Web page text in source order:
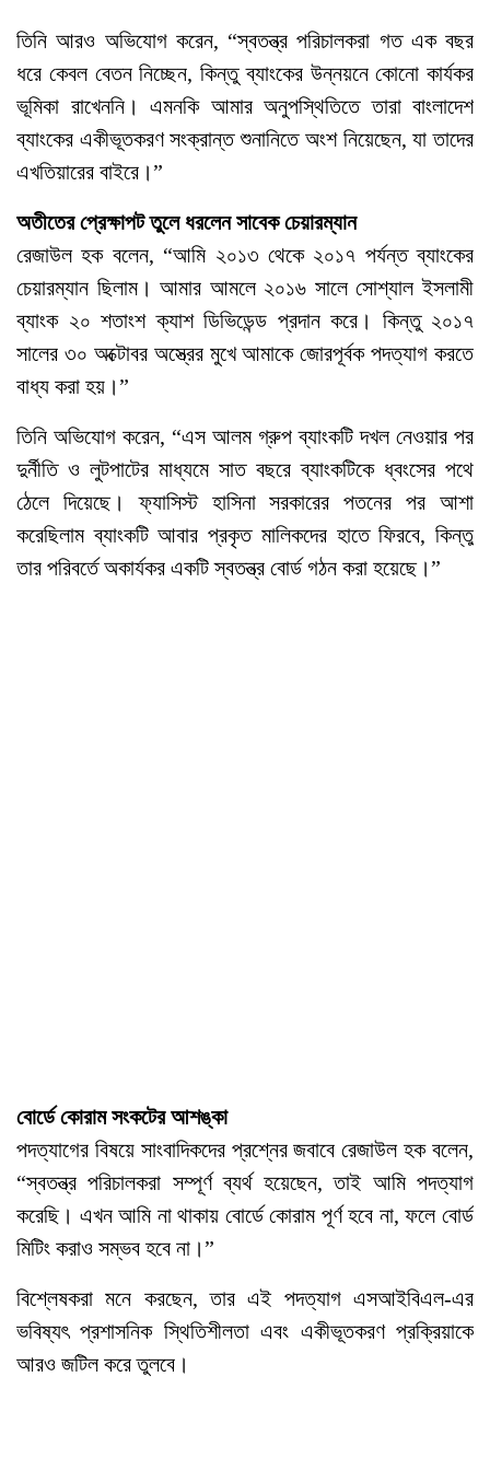
তিনি আরও অভিযোগ করেন, “স্বতন্ত্র পরিচালকরা গত এক বছর
ধরে কেবল বেতন নিচ্ছেন, কিন্তু ব্যাংকের উন্নয়নে কোনো কার্যকর
ভূমিকা রাখেননি। এমনকি আমার অনুপস্থিতিতে তারা বাংলাদেশ
ব্যাংকের একীভূতকরণ সংক্রান্ত শুনানিতে অংশ নিয়েছেন, যা তাদের
এখতিয়ারের বাইরে।”
অতীতের প্রেক্ষাপট তুলে ধরলেন সাবেক চেয়ারম্যান
রেজাউল হক বলেন, “আমি ২০১৩ থেকে ২০১৭ পর্যন্ত ব্যাংকের
চেয়ারম্যান ছিলাম। আমার আমলে ২০১৬ সালে সোশ্যাল ইসলামী
ব্যাংক ২০ শতাংশ ক্যাশ ডিভিডেন্ড প্রদান করে। কিন্তু ২০১৭
সালের ৩০ অক্টোবর অস্ত্রের মুখে আমাকে জোরপূর্বক পদত্যাগ করতে
বাধ্য করা হয়।”
তিনি অভিযোগ করেন, “এস আলম গ্রুপ ব্যাংকটি দখল নেওয়ার পর
দুর্নীতি ও লুটপাটের মাধ্যমে সাত বছরে ব্যাংকটিকে ধ্বংসের পথে
ঠেলে দিয়েছে। ফ্যাসিস্ট হাসিনা সরকারের পতনের পর আশা
করেছিলাম ব্যাংকটি আবার প্রকৃত মালিকদের হাতে ফিরবে, কিন্তু
তার পরিবর্তে অকার্যকর একটি স্বতন্ত্র বোর্ড গঠন করা হয়েছে।”
বোর্ডে কোরাম সংকটের আশঙ্কা
পদত্যাগের বিষয়ে সাংবাদিকদের প্রশ্নের জবাবে রেজাউল হক বলেন,
“স্বতন্ত্র পরিচালকরা সম্পূর্ণ ব্যর্থ হয়েছেন, তাই আমি পদত্যাগ
করেছি। এখন আমি না থাকায় বোর্ডে কোরাম পূর্ণ হবে না, ফলে বোর্ড
মিটিং করাও সম্ভব হবে না।”
বিশ্লেষকরা মনে করছেন, তার এই পদত্যাগ এসআইবিএল-এর
ভবিষ্যৎ প্রশাসনিক স্থিতিশীলতা এবং একীভূতকরণ প্রক্রিয়াকে
আরও জটিল করে তুলবে।